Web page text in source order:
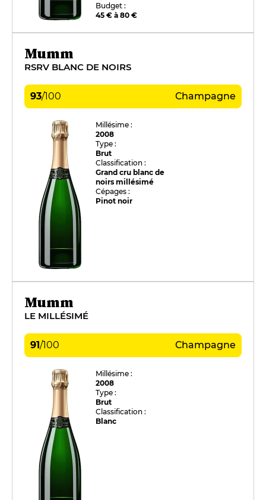
Budget :
45 € à 80 €
Mumm
RSRV BLANC DE NOIRS
93/100 Champagne
Millésime :
2008
Type :
Brut
Classification :
Grand cru blanc de
noirs millésimé
Cépages :
Pinot noir
Mumm
LE MILLÉSIMÉ
91/100 Champagne
Millésime :
2008
Type :
Brut
Classification :
Blanc